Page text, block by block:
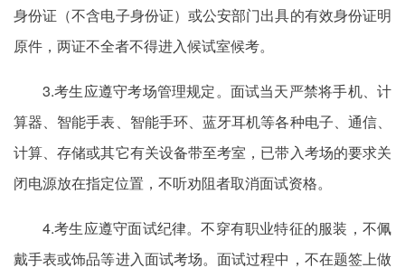
身份证（不含电子身份证）或公安部门出具的有效身份证明
原件，两证不全者不得进入候试室候考。
3.考生应遵守考场管理规定。面试当天严禁将手机、计
算器、智能手表、智能手环、蓝牙耳机等各种电子、通信、
计算、存储或其它有关设备带至考室，已带入考场的要求关
闭电源放在指定位置，不听劝阻者取消面试资格。
4.考生应遵守面试纪律。不穿有职业特征的服装，不佩
戴手表或饰品等进入面试考场。面试过程中，不在题签上做